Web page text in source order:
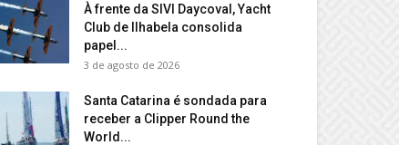
À frente da SIVI Daycoval, Yacht
Club de Ilhabela consolida
papel...
3 de agosto de 2026
Santa Catarina é sondada para
receber a Clipper Round the
World...